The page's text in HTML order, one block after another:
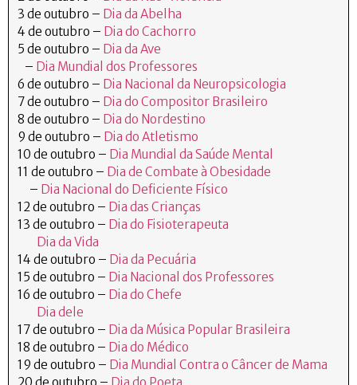
3 de outubro – Dia da Abelha
4 de outubro – Dia do Cachorro
5 de outubro – Dia da Ave
– Dia Mundial dos Professores
6 de outubro – Dia Nacional da Neuropsicologia
7 de outubro – Dia do Compositor Brasileiro
8 de outubro – Dia do Nordestino
9 de outubro – Dia do Atletismo
10 de outubro – Dia Mundial da Saúde Mental
11 de outubro – Dia de Combate à Obesidade
– Dia Nacional do Deficiente Físico
12 de outubro – Dia das Crianças
13 de outubro – Dia do Fisioterapeuta
Dia da Vida
14 de outubro – Dia da Pecuária
15 de outubro – Dia Nacional dos Professores
16 de outubro – Dia do Chefe
Dia dele
17 de outubro – Dia da Música Popular Brasileira
18 de outubro – Dia do Médico
19 de outubro – Dia Mundial Contra o Câncer de Mama